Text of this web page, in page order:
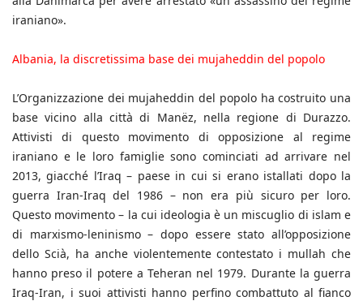
iraniano».
Albania, la discretissima base dei mujaheddin del popolo
L’Organizzazione dei mujaheddin del popolo ha costruito una
base vicino alla città di Manëz, nella regione di Durazzo.
Attivisti di questo movimento di opposizione al regime
iraniano e le loro famiglie sono cominciati ad arrivare nel
2013, giacché l’Iraq – paese in cui si erano istallati dopo la
guerra Iran-Iraq del 1986 – non era più sicuro per loro.
Questo movimento – la cui ideologia è un miscuglio di islam e
di marxismo-leninismo – dopo essere stato all’opposizione
dello Scià, ha anche violentemente contestato i mullah che
hanno preso il potere a Teheran nel 1979. Durante la guerra
Iraq-Iran, i suoi attivisti hanno perfino combattuto al fianco